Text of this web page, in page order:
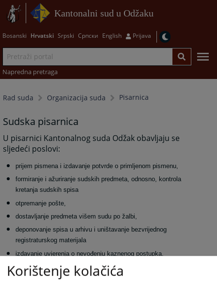
Kantonalni sud u Odžaku
Bosanski Hrvatski Srpski Српски English Prijava
Napredna pretraga
Rad suda Organizacija suda Pisarnica
Sudska pisarnica
U pisarnici Kantonalnog suda Odžak obavljaju se
sljedeći poslovi:
prijem pismena i izdavanje potvrde o primljenom pismenu,
formiranje i ažuriranje sudskih predmeta, odnosno, kontrola
kretanja sudskih spisa
otpremanje pošte,
dostavljanje predmeta višem sudu po žalbi,
deponovanje spisa u arhivu i uništavanje bezvrijednog
registraturskog materijala
izdavanje uvjerenja o nevođenju kaznenog postupka.
Ove poslove obavljaju zaposleni na radnim mjestima Referenta za unos
Korištenje kolačića